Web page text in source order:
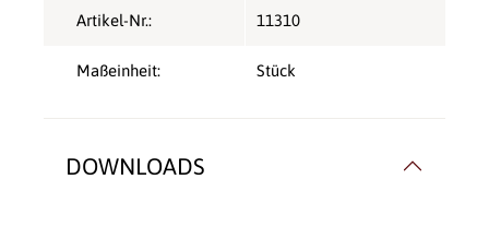
Artikel-Nr.: 11310
Maßeinheit: Stück
DOWNLOADS